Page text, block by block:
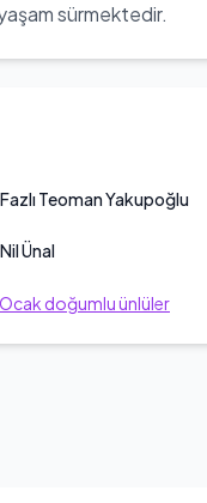
sürmektedir.
Fazlı Teoman Yakupoğlu
Nil Ünal
Ocak doğumlu ünlüler